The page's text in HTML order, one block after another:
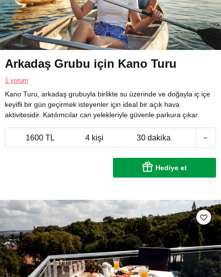
Arkadaş Grubu için Kano Turu
1 yorum
Kano Turu, arkadaş grubuyla birlikte su üzerinde ve doğayla iç içe
keyifli bir gün geçirmek isteyenler için ideal bir açık hava
aktivitesidir. Katılımcılar can yelekleriyle güvenle parkura çıkar.
1600 TL 4 kişi 30 dakika
Hediye et